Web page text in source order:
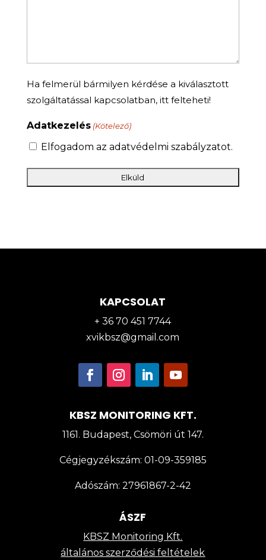
Ha felmerül bármilyen kérdése a kiválasztott
szolgáltatással kapcsolatban, itt felteheti!
Adatkezelés (Kötelező)
Elfogadom az adatvédelmi szabályzatot.
KAPCSOLAT
+ 36 70 451 7744
xvikbsz@gmail.com
KBSZ MONITORING KFT.
1161. Budapest, Csömöri út 147.
Cégjegyzékszám: 01-09-359185
Adószám: 27961867-2-42
ÁSZF
KBSZ Monitoring Kft.
általános szerződési feltételek